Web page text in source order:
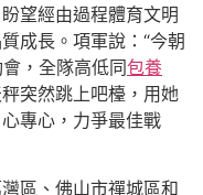
望經由過程體育文明
成長。項軍說：“今朝
，全隊高低同包養
突然跳上吧檯，用她
專心，力爭最佳戰
區、佛山市禪城區和